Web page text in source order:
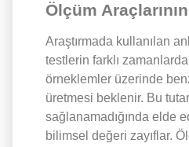
Ölçüm Araçlarının
Araştırmada kullanılan
testlerin farklı
örneklemler üzerinde
üretmesi beklenir. Bu
sağlanamadığında elde
bilimsel değeri zayıflar.